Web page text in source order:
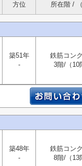
方位
所在階 / （
築51年
-
鉄筋コン
3階/（10
築48年
-
鉄筋コン
8階/（13